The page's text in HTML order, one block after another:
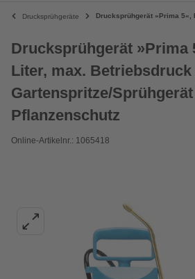
Drucksprühgeräte Drucksprühgerät »Prima 5«,
Drucksprühgerät »Prima
Liter, max. Betriebsdruck
Gartenspritze/
Pflanzenschutz
Online-Artikelnr.: 1065418